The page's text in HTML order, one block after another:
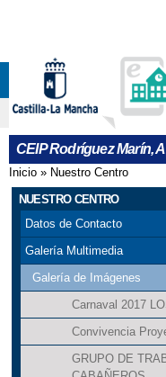
CEIP Rodríguez Marín,
Se encuentra
Inicio » Nuestro Centro
NUESTRO CENTRO
Datos de Contacto
Galería Multimedia
Galería de Imágenes
Carnaval 2017
Convivencia
GRUPO DE